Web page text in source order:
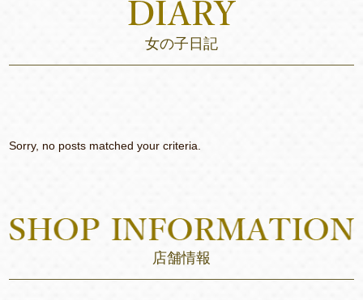
女の子日記
Sorry, no posts matched your criteria.
店舗情報